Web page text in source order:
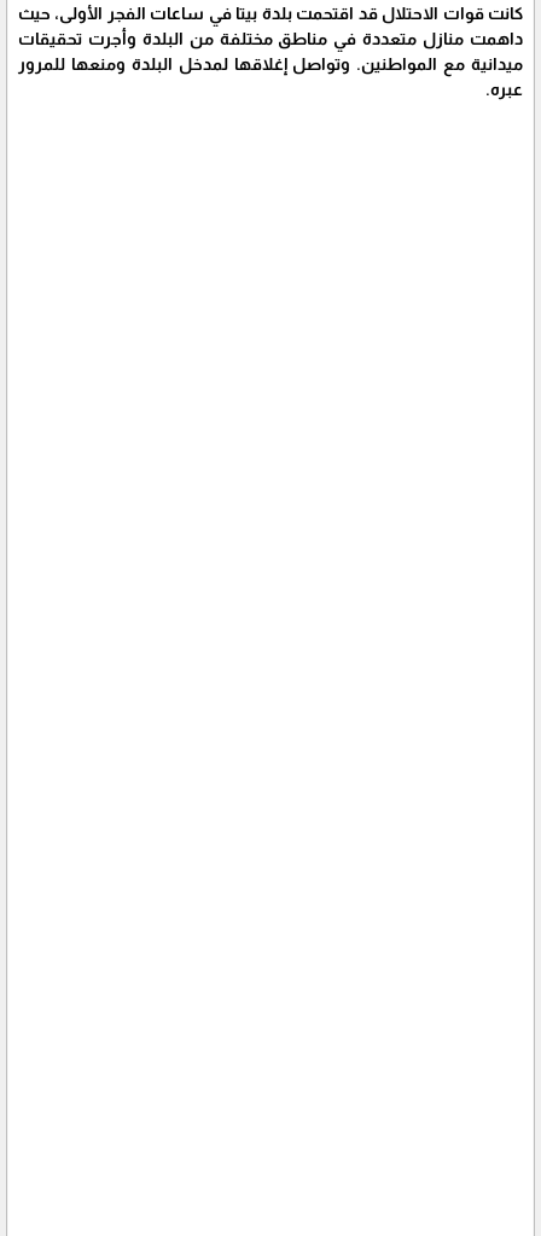
كانت قوات الاحتلال قد اقتحمت بلدة بيتا في ساعات الفجر الأولى، حيث
داهمت منازل متعددة في مناطق مختلفة من البلدة وأجرت تحقيقات
ميدانية مع المواطنين. وتواصل إغلاقها لمدخل البلدة ومنعها للمرور
عبره.